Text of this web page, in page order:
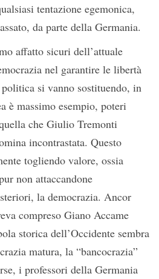
tentazione egemonica,
da parte della Germania.
affatto sicuri dell’attuale
nel garantire le libertà
si vanno sostituendo, in
è massimo esempio, poteri
che Giulio Tremonti
incontrastata. Questo
togliendo valore, ossia
non attaccandone
la democrazia. Ancor
compreso Giano Accame
storica dell’Occidente sembra
matura, la “bancocrazia”
i professori della Germania